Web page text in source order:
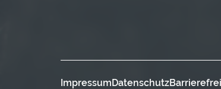
ImpressumDatenschutz